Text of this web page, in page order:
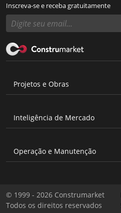
Inscreva-se e receba gratuitamente
Projetos e Obras
Inteligência de Mercado
Operação e Manutenção
© 1999 - 2026 Construmarket
Todos os direitos reservados